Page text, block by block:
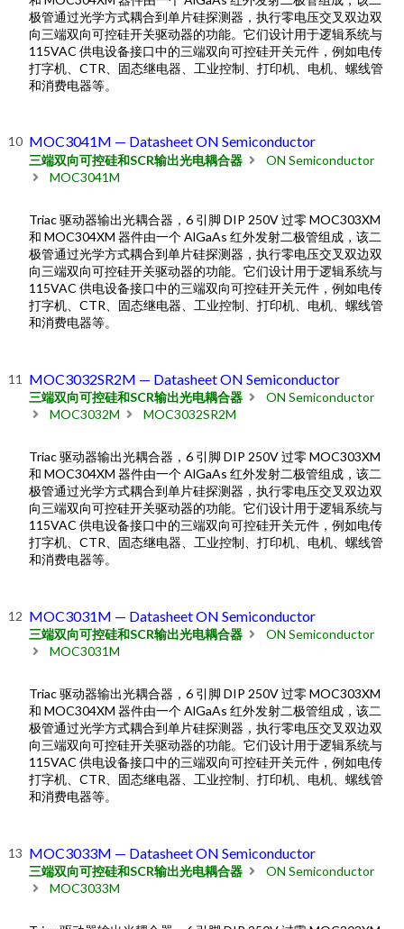
极管通过光学方式耦合到单片硅探测器，执行零电压交叉双边双
向三端双向可控硅开关驱动器的功能。它们设计用于逻辑系统与
115VAC 供电设备接口中的三端双向可控硅开关元件，例如电传
打字机、CTR、固态继电器、工业控制、打印机、电机、螺线管
和消费电器等。
MOC3041M — Datasheet ON Semiconductor
三端双向可控硅和SCR输出光电耦合器
ON Semiconductor
MOC3041M
Triac 驱动器输出光耦合器，6 引脚 DIP 250V 过零 MOC303XM
和 MOC304XM 器件由一个 AlGaAs 红外发射二极管组成，该二
极管通过光学方式耦合到单片硅探测器，执行零电压交叉双边双
向三端双向可控硅开关驱动器的功能。它们设计用于逻辑系统与
115VAC 供电设备接口中的三端双向可控硅开关元件，例如电传
打字机、CTR、固态继电器、工业控制、打印机、电机、螺线管
和消费电器等。
MOC3032SR2M — Datasheet ON Semiconductor
三端双向可控硅和SCR输出光电耦合器
ON Semiconductor
MOC3032M
MOC3032SR2M
Triac 驱动器输出光耦合器，6 引脚 DIP 250V 过零 MOC303XM
和 MOC304XM 器件由一个 AlGaAs 红外发射二极管组成，该二
极管通过光学方式耦合到单片硅探测器，执行零电压交叉双边双
向三端双向可控硅开关驱动器的功能。它们设计用于逻辑系统与
115VAC 供电设备接口中的三端双向可控硅开关元件，例如电传
打字机、CTR、固态继电器、工业控制、打印机、电机、螺线管
和消费电器等。
MOC3031M — Datasheet ON Semiconductor
三端双向可控硅和SCR输出光电耦合器
ON Semiconductor
MOC3031M
Triac 驱动器输出光耦合器，6 引脚 DIP 250V 过零 MOC303XM
和 MOC304XM 器件由一个 AlGaAs 红外发射二极管组成，该二
极管通过光学方式耦合到单片硅探测器，执行零电压交叉双边双
向三端双向可控硅开关驱动器的功能。它们设计用于逻辑系统与
115VAC 供电设备接口中的三端双向可控硅开关元件，例如电传
打字机、CTR、固态继电器、工业控制、打印机、电机、螺线管
和消费电器等。
MOC3033M — Datasheet ON Semiconductor
三端双向可控硅和SCR输出光电耦合器
ON Semiconductor
MOC3033M